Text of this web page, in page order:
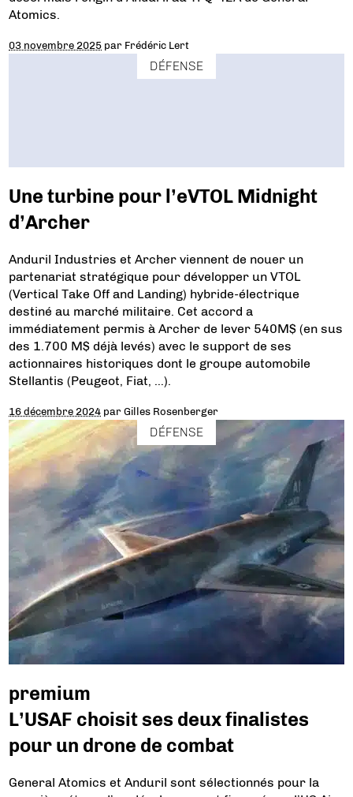
Atomics.
03 novembre 2025 par Frédéric Lert
DÉFENSE
Une turbine pour l’eVTOL Midnight
d’Archer
Anduril Industries et Archer viennent de nouer un
partenariat stratégique pour développer un VTOL
(Vertical Take Off and Landing) hybride-électrique
destiné au marché militaire. Cet accord a
immédiatement permis à Archer de lever 540M$ (en sus
des 1.700 M$ déjà levés) avec le support de ses
actionnaires historiques dont le groupe automobile
Stellantis (Peugeot, Fiat, …).
16 décembre 2024 parGilles Rosenberger
DÉFENSE
premium
L’USAF choisit ses deux finalistes
pour un drone de combat
General Atomics et Anduril sont sélectionnés pour la